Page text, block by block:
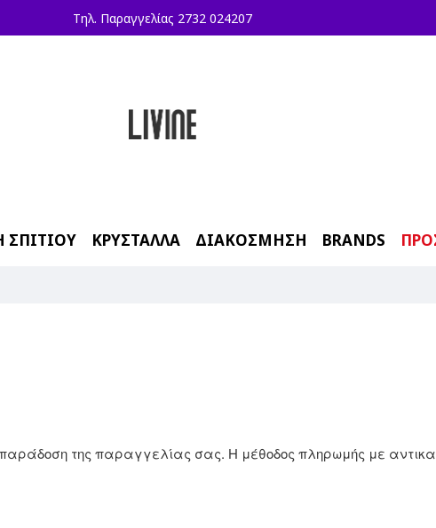
Τηλ. Παραγγελίας 2732 024207
ΣΠΙΤΙΟΥ ΚΡΥΣΤΑΛΛΑ ΔΙΑΚΟΣΜΗΣΗ BRANDS
της παραγγελίας σας. Η μέθοδος πληρωμής με